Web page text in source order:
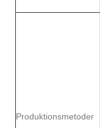
Produktionsmetoder